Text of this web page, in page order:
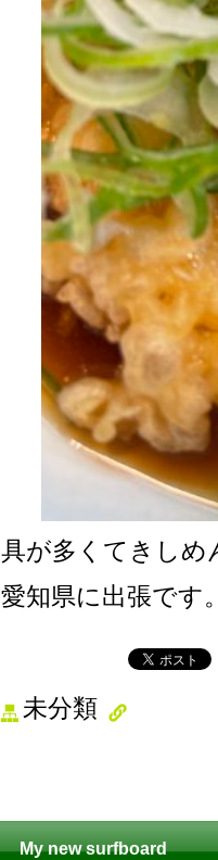
具が多くてきしめ
愛知県に出張です
未分類
My new surfboard